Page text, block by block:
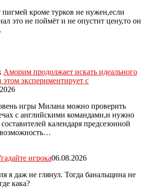
пигмей кроме турков не нужен,если
это не поймёт и не опустит цену,то он
Аморим продолжает искать идеального
экспериментирует с
игры Милана можно проверить
с английскими командами,и нужно
календаря предсезонной
игрока06.08.2026
я даж не глянул. Тогда банальщина не
кака?